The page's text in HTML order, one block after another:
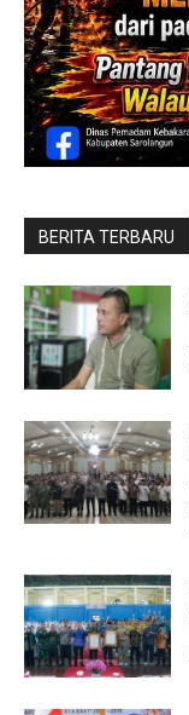
BERITA TERBARU